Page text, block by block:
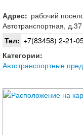
Адрес: рабочий
Автотранспортная, д.37
Тел: +7(83458) 2-21-
Категории:
Автотранспортные